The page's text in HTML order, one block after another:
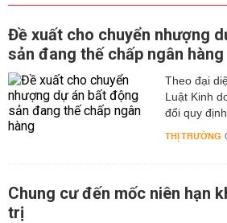
Đề xuất cho chuyển nhượng
sản đang thế chấp ngân hàng
Theo đại
Luật Kinh
đổi quy
THỊ TRƯỜNG
Chung cư đến mốc niên hạn
trị